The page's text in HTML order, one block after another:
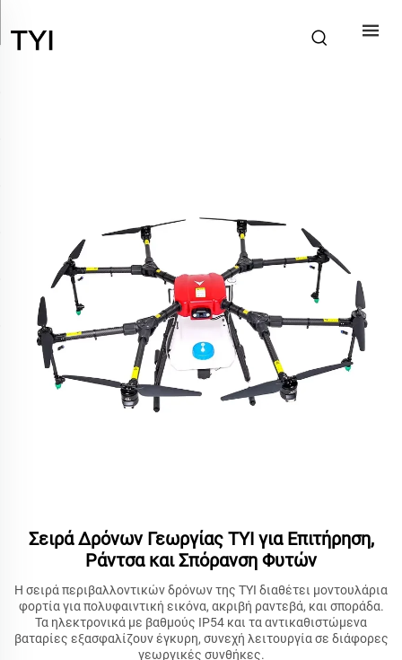
Σειρά Δρόνων Γεωργίας TYI για Επιτήρηση,
Ράντσα και Σπόρανση Φυτών
Η σειρά περιβαλλοντικών δρόνων της TYI διαθέτει μοντουλάρια
φορτία για πολυφαιντική εικόνα, ακριβή ραντεβά, και σποράδα.
Τα ηλεκτρονικά με βαθμούς IP54 και τα αντικαθιστώμενα
βαταρίες εξασφαλίζουν έγκυρη, συνεχή λειτουργία σε διάφορες
γεωργικές συνθήκες.